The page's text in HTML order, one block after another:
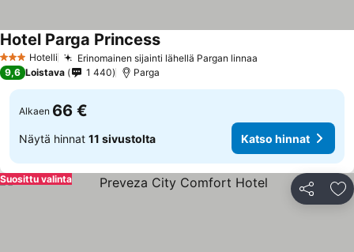
3 Tähtiluokitus
Hotelli Erinomainen sijainti lähellä Pargan linnaa
Hotel Parga PrincessKatso hinnat
9,6 Loistava 1 440 Parga
Alkaen 66 €
Näytä hinnat 11 sivustolta Katso hinnat
Jaa
Suosittu valinta